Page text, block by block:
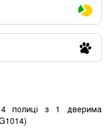
полиці з 1 дверима